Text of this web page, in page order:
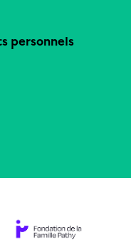
personnels